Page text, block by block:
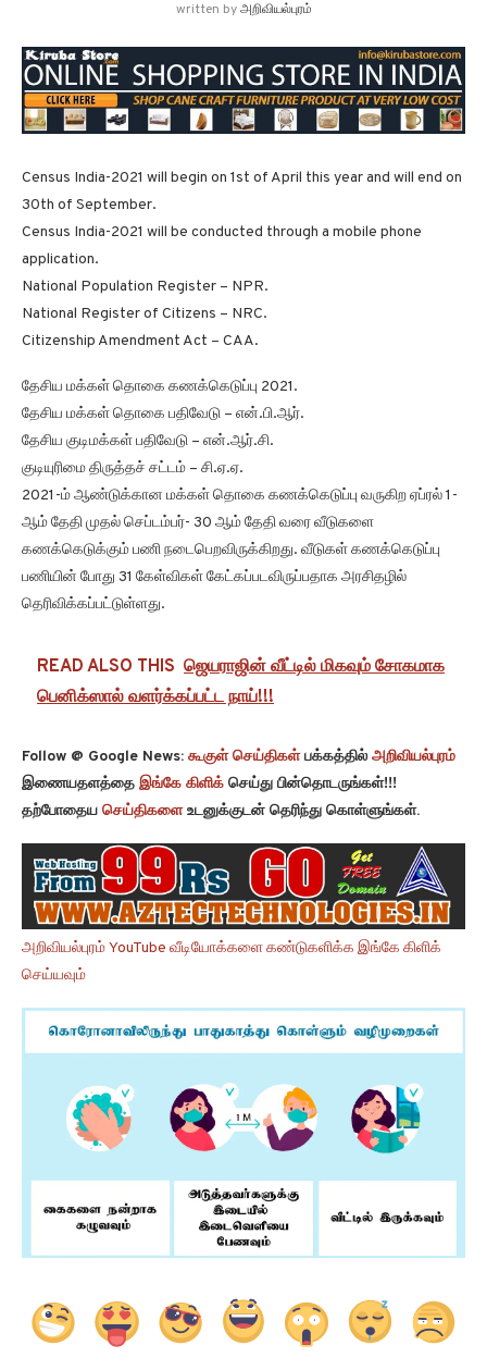
written byஅறிவியல்புரம்
Census India-2021 will begin on 1st of April this year and will end on
30th of September.
Census India-2021 will be conducted through a mobile phone
application.
National Population Register – NPR.
National Register of Citizens – NRC.
Citizenship Amendment Act – CAA.
தேசிய மக்கள் தொகை கணக்கெடுப்பு 2021.
தேசிய மக்கள் தொகை பதிவேடு – என்.பி.ஆர்.
தேசிய குடிமக்கள் பதிவேடு – என்.ஆர்.சி.
குடியுரிமை திருத்தச் சட்டம் – சி.ஏ.ஏ.
2021-ம் ஆண்டுக்கான மக்கள் தொகை கணக்கெடுப்பு வருகிற ஏப்ரல் 1-
ஆம் தேதி முதல் செப்டம்பர்- 30 ஆம் தேதி வரை வீடுகளை
கணக்கெடுக்கும் பணி நடைபெறவிருக்கிறது. வீடுகள் கணக்கெடுப்பு
பணியின் போது 31 கேள்விகள் கேட்கப்படவிருப்பதாக அரசிதழில்
தெரிவிக்கப்பட்டுள்ளது.
READ ALSO THIS ஜெயராஜின் வீட்டில் மிகவும் சோகமாக
பெனிக்ஸால் வளர்க்கப்பட்ட நாய்!!!
Follow @ Google News: கூகுள் செய்திகள்பக்கத்தில் அறிவியல்புரம்
இணையதளத்தை இங்கே கிளிக் செய்து பின்தொடருங்கள்!!!
தற்போதைய செய்திகளைஉடனுக்குடன் தெரிந்து கொள்ளுங்கள்.
அறிவியல்புரம் YouTube வீடியோக்களை கண்டுகளிக்க இங்கே கிளிக்
செய்யவும்